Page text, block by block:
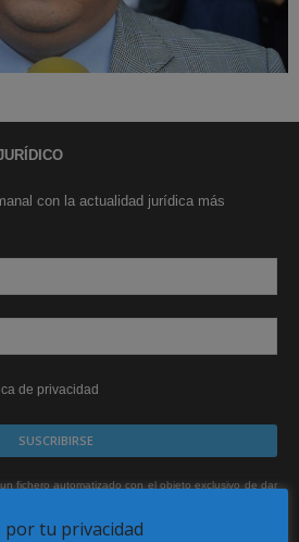
con la actualidad jurídica más
de privacidad
fichero automatizado con el objeto exclusivo de dar
tu privacidad